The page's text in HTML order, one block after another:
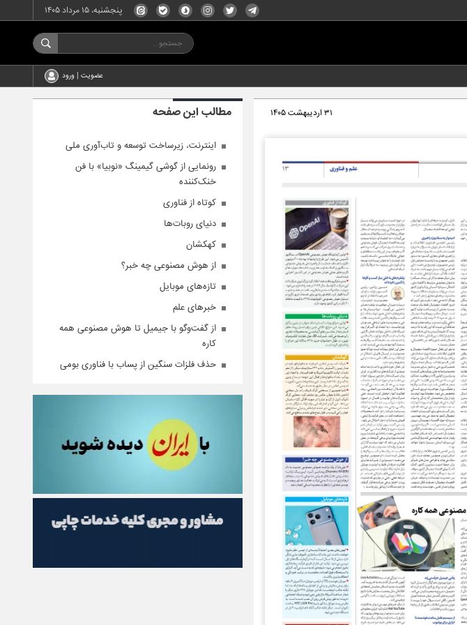
پنجشنبه، ۱۵ مرداد ۱۴۰۵
عضویت | ورود
۳۱ اردیبهشت ۱۴۰۵ مطالب این صفحه
اینترنت، زیرساخت توسعه و تاب‌آوری ملی
رونمایی از گوشی گیمینگ «نوبیا» با فن
خنک‌کننده
کوتاه از فناوری
دنیای روبات‌ها
کهکشان
از هوش مصنوعی چه خبر؟
تازه‌های موبایل
خبرهای علم
از گفت‌و‌گو با جیمیل تا هوش مصنوعی همه
کاره
حذف فلزات سنگین از پساب با فناوری بومی